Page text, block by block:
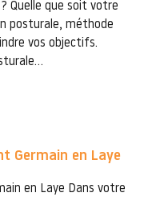
Quelle que soit votre
posturale, méthode
vos objectifs.
Germain en Laye
en Laye Dans votre